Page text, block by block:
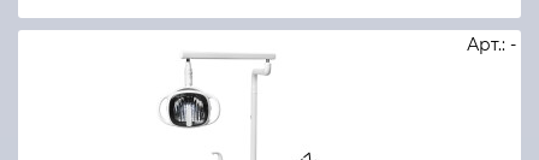
Арт.: -